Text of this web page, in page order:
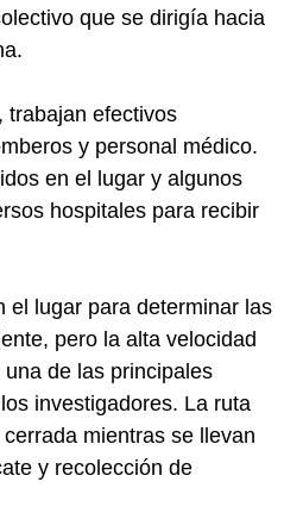
que se dirigía hacia
trabajan efectivos
y personal médico.
en el lugar y algunos
hospitales para recibir
el lugar para determinar las
pero la alta velocidad
de las principales
investigadores. La ruta
mientras se llevan
y recolección de